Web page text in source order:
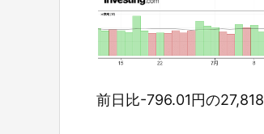
前日比-796.01円の